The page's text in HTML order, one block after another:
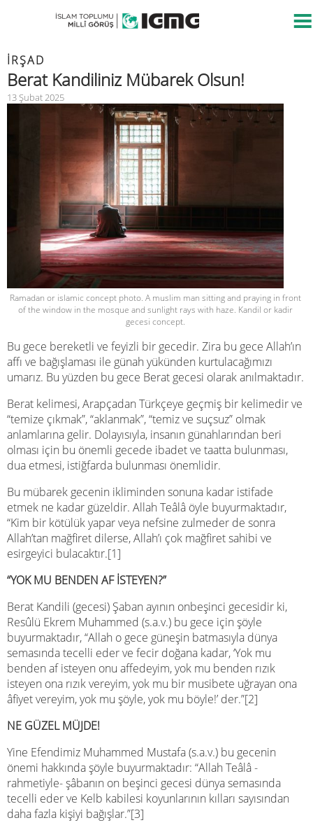
İRŞAD
Berat Kandiliniz Mübarek Olsun!
13 Şubat 2025
Ramadan or islamic concept photo. A muslim man sitting and praying in front
of the window in the mosque and sunlight rays with haze. Kandil or kadir
gecesi concept.
Bu gece bereketli ve feyizli bir gecedir. Zira bu gece Allah’ın
affı ve bağışlaması ile günah yükünden kurtulacağımızı
umarız. Bu yüzden bu gece Berat gecesi olarak anılmaktadır.
Berat kelimesi, Arapçadan Türkçeye geçmiş bir kelimedir ve
“temize çıkmak”, “aklanmak”, “temiz ve suçsuz” olmak
anlamlarına gelir. Dolayısıyla, insanın günahlarından beri
olması için bu önemli gecede ibadet ve taatta bulunması,
dua etmesi, istiğfarda bulunması önemlidir.
Bu mübarek gecenin ikliminden sonuna kadar istifade
etmek ne kadar güzeldir. Allah Teâlâ öyle buyurmaktadır,
“Kim bir kötülük yapar veya nefsine zulmeder de sonra
Allah’tan mağfiret dilerse, Allah’ı çok mağfiret sahibi ve
esirgeyici bulacaktır.[1]
“YOK MU BENDEN AF İSTEYEN?”
Berat Kandili (gecesi) Şaban ayının onbeşinci gecesidir ki,
Resûlü Ekrem Muhammed (s.a.v.) bu gece için şöyle
buyurmaktadır, “Allah o gece güneşin batmasıyla dünya
semasında tecelli eder ve fecir doğana kadar, ‘Yok mu
benden af isteyen onu affedeyim, yok mu benden rızık
isteyen ona rızık vereyim, yok mu bir musibete uğrayan ona
âfiyet vereyim, yok mu şöyle, yok mu böyle!’ der.”[2]
NE GÜZEL MÜJDE!
Yine Efendimiz Muhammed Mustafa (s.a.v.) bu gecenin
önemi hakkında şöyle buyurmaktadır: “Allah Teâlâ -
rahmetiyle- şâbanın on beşinci gecesi dünya semasında
tecelli eder ve Kelb kabilesi koyunlarının kılları sayısından
daha fazla kişiyi bağışlar.”[3]